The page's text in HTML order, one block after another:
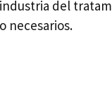
del
necesarios.